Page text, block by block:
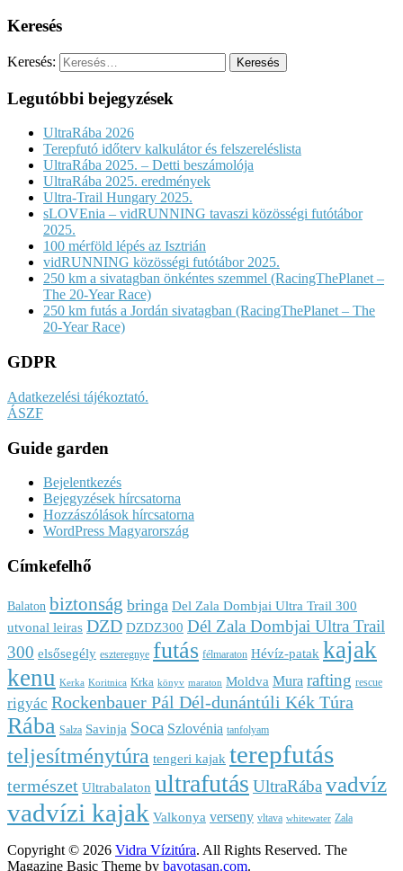
Keresés
Keresés:
Legutóbbi bejegyzések
UltraRába 2026
Terepfutó időterv kalkulátor és felszereléslista
UltraRába 2025. – Detti beszámolója
UltraRába 2025. eredmények
Ultra-Trail Hungary 2025.
sLOVEnia – vidRUNNING tavaszi közösségi futótábor
2025.
100 mérföld lépés az Isztrián
vidRUNNING közösségi futótábor 2025.
250 km a sivatagban önkéntes szemmel (RacingThePlanet –
The 20-Year Race)
250 km futás a Jordán sivatagban (RacingThePlanet – The
20-Year Race)
GDPR
Adatkezelési tájékoztató.
ÁSZF
Guide garden
Bejelentkezés
Bejegyzések hírcsatorna
Hozzászólások hírcsatorna
WordPress Magyarország
Címkefelhő
Balaton biztonság bringa Del Zala Dombjai Ultra Trail 300
utvonal leiras DZD DZDZ300 Dél Zala Dombjai Ultra Trail
300 elsősegély eszteregnye futás félmaraton Hévíz-patak kajak
kenu Kerka Koritnica Krka könyv maraton Moldva Mura rafting rescue
rigyác Rockenbauer Pál Dél-dunántúli Kék Túra
Rába Salza Savinja Soca Szlovénia tanfolyam
teljesítménytúra tengeri kajak terepfutás
természet Ultrabalaton ultrafutás UltraRába vadvíz
vadvízi kajak Valkonya verseny vltava whitewater Zala
Copyright © 2026 Vidra Vízitúra. All Rights Reserved. The
Magazine Basic Theme by bavotasan.com.